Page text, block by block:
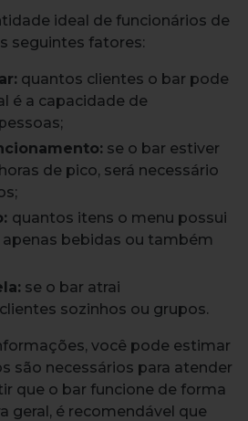
ideal de funcionários de
seguintes fatores:
quantos clientes o bar pode
é a capacidade de
se o bar estiver
de pico, será necessário
quantos itens o menu possui
apenas bebidas ou também
se o bar atrai
sozinhos ou grupos.
você pode estimar
são necessários para atender
que o bar funcione de forma
geral, é recomendável que